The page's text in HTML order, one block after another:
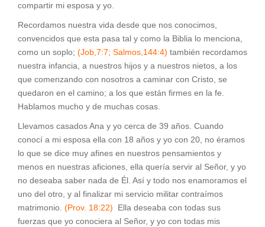
compartir mi esposa y yo.
Recordamos nuestra vida desde que nos conocimos,
convencidos que esta pasa tal y como la Biblia lo menciona,
como un soplo; (Job,7:7; Salmos,144:4) también recordamos
nuestra infancia, a nuestros hijos y a nuestros nietos, a los
que comenzando con nosotros a caminar con Cristo, se
quedaron en el camino; a los que están firmes en la fe.
Hablamos mucho y de muchas cosas.
Llevamos casados Ana y yo cerca de 39 años. Cuando
conocí a mi esposa ella con 18 años y yo con 20, no éramos
lo que se dice muy afines en nuestros pensamientos y
menos en nuestras aficiones, ella quería servir al Señor, y yo
no deseaba saber nada de Él. Así y todo nos enamoramos el
uno del otro, y al finalizar mi servicio militar contraímos
matrimonio. (Prov. 18:22)
Ella deseaba con todas sus
fuerzas que yo conociera al Señor, y yo con todas mis